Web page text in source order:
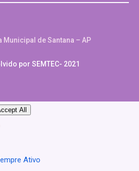
por SEMTEC- 2021
All
Ativo